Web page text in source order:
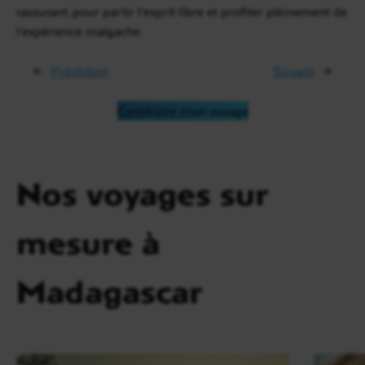
rassurant, pour partir l’esprit libre et profiter pleinement de
l’expérience malgache.
← Suivant →
Construire mon voyage
Nos voyages sur
mesure à
Madagascar